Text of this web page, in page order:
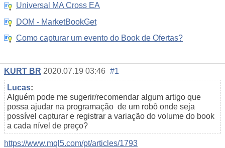
Universal MA Cross EA
DOM - MarketBookGet
Como capturar um evento do Book de Ofertas?
KURT BR 2020.07.19 03:46 #1
Lucas:
Alguém pode me sugerir/recomendar algum artigo que
possa ajudar na programação de um robô onde seja
possível capturar e registrar a variação do volume do book
a cada nível de preço?
https://www.mql5.com/pt/articles/1793